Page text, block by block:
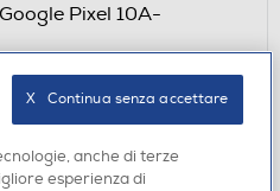
Pixel 10A-
verifica
anche di terze
esperienza di
X   Continua senza accettare